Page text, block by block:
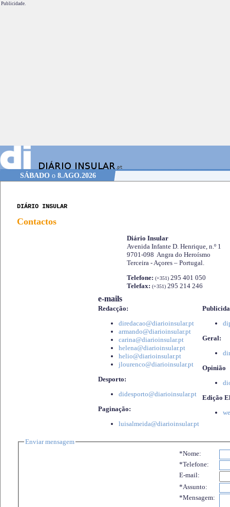
Publicidade.
SÁBADOo 8.AGO.2026
DIÁRIO INSULAR
Contactos
Diário Insular
Avenida Infante D. Henrique, n.º 1
9701-098 Angra do Heroísmo
Terceira - Açores – Portugal.
Telefone: (+351) 295 401 050
Telefax: (+351) 295 214 246
e-mails
Redacção:
diredacao@diarioinsular.pt
armando@diarioinsular.pt
carina@diarioinsular.pt
helena@diarioinsular.pt
helio@diarioinsular.pt
jlourenco@diarioinsular.pt
Desporto:
didesporto@diarioinsular.pt
Paginação:
luisalmeida@diarioinsular.pt
Geral:
Opinião
Edição
Enviar mensagem
*Nome:
*Telefone:
E-mail:
*Assunto:
*Mensagem: